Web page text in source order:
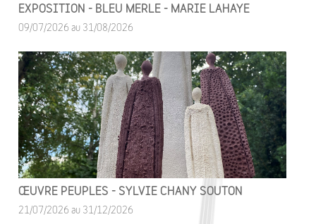
EXPOSITION - BLEU MERLE - MARIE LAHAYE
09/07/2026 au 31/08/2026
ŒUVRE PEUPLES - SYLVIE CHANY SOUTON
21/07/2026 au 31/12/2026